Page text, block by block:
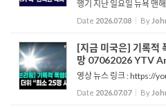
행기 지난 일요일 뉴욕 맨
불시착 합니다. 하지만 비
잡지 못하고 한쪽으로 기
Date 2026.07.08 By
[지금 미국은] 기록적
망 07062026 YTV
영상 뉴스 링크 : https://
Date 2026.07.07 By